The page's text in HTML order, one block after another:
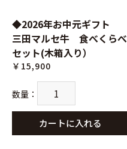
◆2026年お中元ギフト
三田マルセ牛 食べくらべ
セット(木箱入り）
￥15,900
数量 ：
カートに入れる